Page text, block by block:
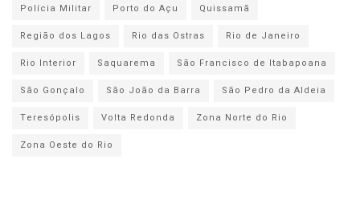
Polícia Militar
Porto do Açu
Quissamã
Região dos Lagos
Rio das Ostras
Rio de Janeiro
Rio Interior
Saquarema
São Francisco de Itabapoana
São Gonçalo
São João da Barra
São Pedro da Aldeia
Teresópolis
Volta Redonda
Zona Norte do Rio
Zona Oeste do Rio